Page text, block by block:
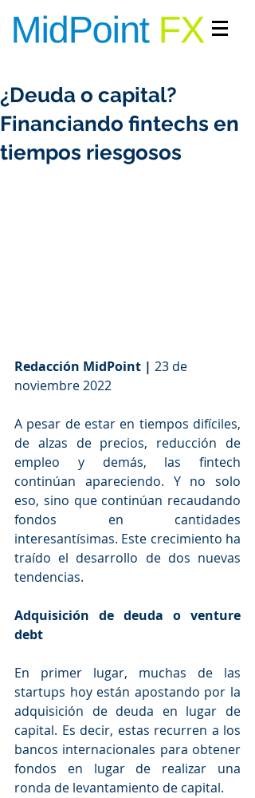
¿Deuda o capital?
Financiando fintechs en
tiempos riesgosos
Redacción MidPoint | 23 de
noviembre 2022
A pesar de estar en tiempos difíciles,
de alzas de precios, reducción de
empleo y demás, las fintech
continúan apareciendo. Y no solo
eso, sino que continúan recaudando
fondos en cantidades
interesantísimas. Este crecimiento ha
traído el desarrollo de dos nuevas
tendencias.
Adquisición de deuda o venture
debt
En primer lugar, muchas de las
startups hoy están apostando por la
adquisición de deuda en lugar de
capital. Es decir, estas recurren a los
bancos internacionales para obtener
fondos en lugar de realizar una
ronda de levantamiento de capital.